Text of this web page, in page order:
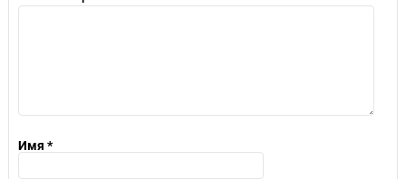
Имя *